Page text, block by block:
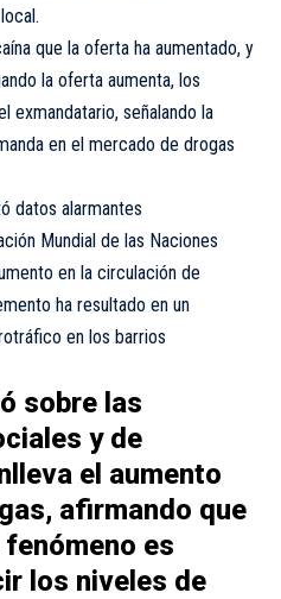
que la oferta ha aumentado, y
la oferta aumenta, los
exmandatario, señalando la
en el mercado de drogas
datos alarmantes
Mundial de las Naciones
en la circulación de
ha resultado en un
en los barrios
sobre las
y de
el aumento
afirmando que
es
los niveles de